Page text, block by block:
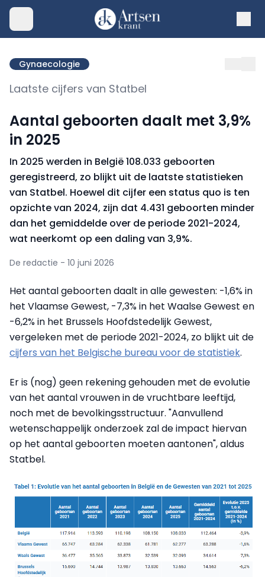
Gynaecologie
Laatste cijfers van Statbel
Aantal geboorten daalt met 3,9%
in 2025
In 2025 werden in België 108.033 geboorten
geregistreerd, zo blijkt uit de laatste statistieken
van Statbel. Hoewel dit cijfer een status quo is ten
opzichte van 2024, zijn dat 4.431 geboorten minder
dan het gemiddelde over de periode 2021-2024,
wat neerkomt op een daling van 3,9%.
De redactie - 10 juni 2026
Het aantal geboorten daalt in alle gewesten: -1,6% in
het Vlaamse Gewest, -7,3% in het Waalse Gewest en
-6,2% in het Brussels Hoofdstedelijk Gewest,
vergeleken met de periode 2021-2024, zo blijkt uit de
cijfers van het Belgische bureau voor de statistiek.
Er is (nog) geen rekening gehouden met de evolutie
van het aantal vrouwen in de vruchtbare leeftijd,
noch met de bevolkingsstructuur. "Aanvullend
wetenschappelijk onderzoek zal de impact hiervan
op het aantal geboorten moeten aantonen", aldus
Statbel.